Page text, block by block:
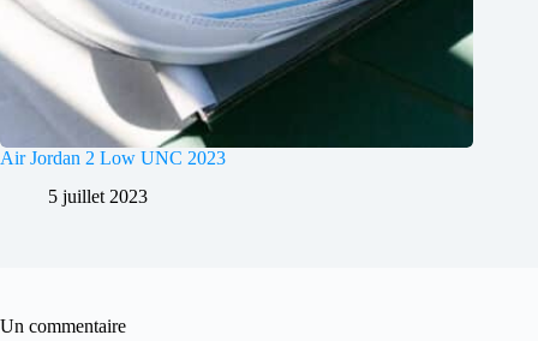
Air Jordan 2 Low UNC 2023
5 juillet 2023
Un commentaire